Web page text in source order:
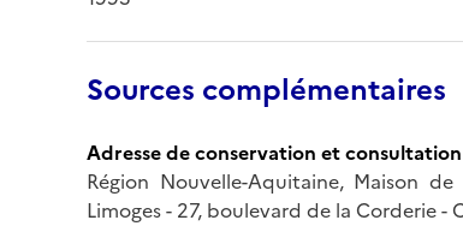
Sources complémentaires
Adresse de conservation et
Région Nouvelle-Aquitaine, Maison
Limoges - 27, boulevard de la Corderie -